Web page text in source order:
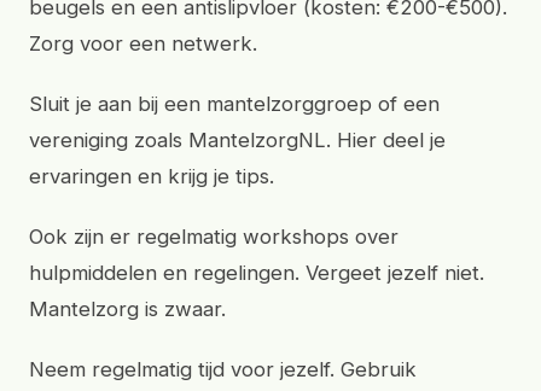
beugels en een antislipvloer (kosten: €200-€500).
Zorg voor een netwerk.
Sluit je aan bij een mantelzorggroep of een
vereniging zoals MantelzorgNL. Hier deel je
ervaringen en krijg je tips.
Ook zijn er regelmatig workshops over
hulpmiddelen en regelingen. Vergeet jezelf niet.
Mantelzorg is zwaar.
Neem regelmatig tijd voor jezelf. Gebruik